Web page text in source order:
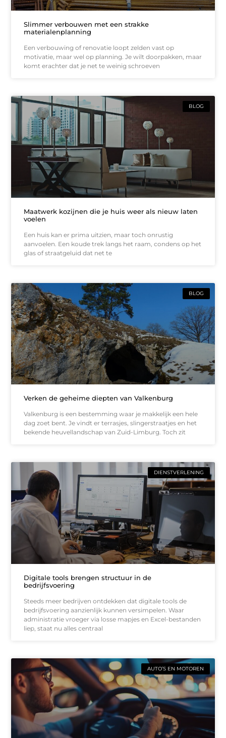
Slimmer verbouwen met een strakke
materialenplanning
Een verbouwing of renovatie loopt zelden vast op
motivatie, maar wel op planning. Je wilt doorpakken, maar
komt erachter dat je net te weinig schroeven
BLOG
Maatwerk kozijnen die je huis weer als nieuw laten
voelen
Een huis kan er prima uitzien, maar toch onrustig
aanvoelen. Een koude trek langs het raam, condens op het
glas of straatgeluid dat net te
BLOG
Verken de geheime diepten van Valkenburg
Valkenburg is een bestemming waar je makkelijk een hele
dag zoet bent. Je vindt er terrasjes, slingerstraatjes en het
bekende heuvellandschap van Zuid-Limburg. Toch zit
DIENSTVERLENING
Digitale tools brengen structuur in de
bedrijfsvoering
Steeds meer bedrijven ontdekken dat digitale tools de
bedrijfsvoering aanzienlijk kunnen versimpelen. Waar
administratie vroeger via losse mapjes en Excel-bestanden
liep, staat nu alles centraal
AUTO’S EN MOTOREN